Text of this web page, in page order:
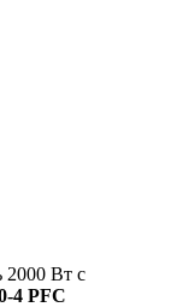
2000 Вт с
4 PFC